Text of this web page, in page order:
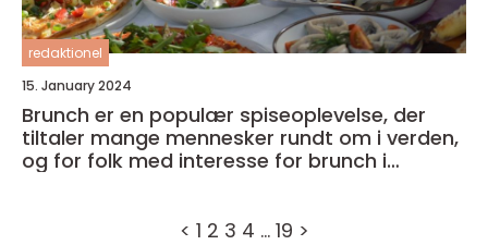
redaktionel
15. January 2024
Brunch er en populær spiseoplevelse, der
tiltaler mange mennesker rundt om i verden,
og for folk med interesse for brunch i
< 1 2 3 4 … 19 >